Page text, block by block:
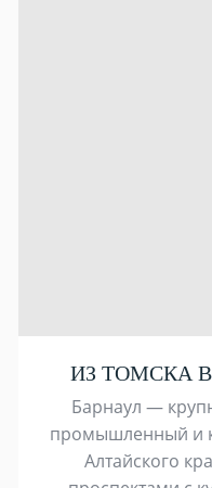
ИЗ ТОМСКА
Барнаул —
промышленный и
Алтайского